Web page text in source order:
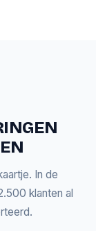
In de
klanten al